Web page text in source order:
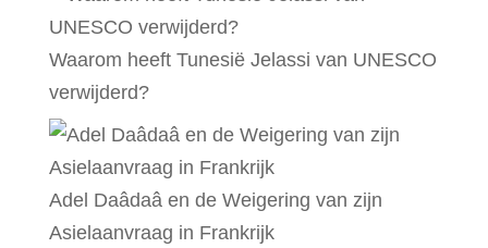
Waarom heeft Tunesië Jelassi van UNESCO
verwijderd?
Adel Daâdaâ en de Weigering van zijn
Asielaanvraag in Frankrijk